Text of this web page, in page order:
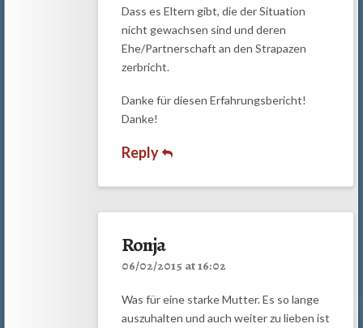
Dass es Eltern gibt, die der Situation
nicht gewachsen sind und deren
Ehe/Partnerschaft an den Strapazen
zerbricht.
Danke für diesen Erfahrungsbericht!
Danke!
Reply
Ronja
06/02/2015 at 16:02
Was für eine starke Mutter. Es so lange
auszuhalten und auch weiter zu lieben ist